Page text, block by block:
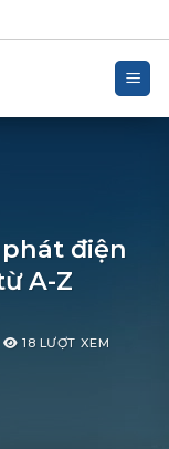
điện
A-Z
18 LƯỢT XEM